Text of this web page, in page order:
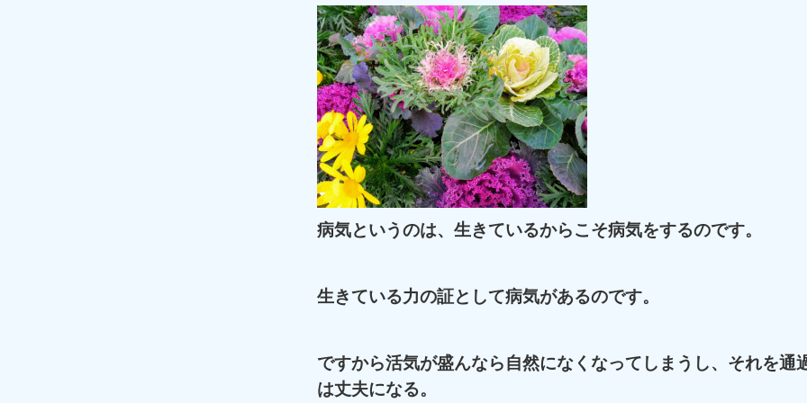
病気というのは、生きているからこそ病気をするのです。
生きている力の証として病気があるのです。
ですから活気が盛んなら自然になくなってしまうし、それを通
は丈夫になる。